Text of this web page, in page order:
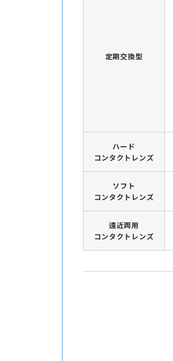
定期交換型
ハード
コンタクトレンズ
ソフト
コンタクトレンズ
遠近両用
コンタクトレンズ